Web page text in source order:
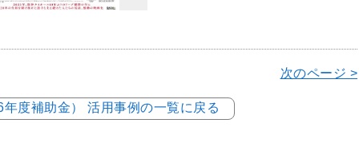
次のページ >
度補助金） 活用事例の一覧に戻る